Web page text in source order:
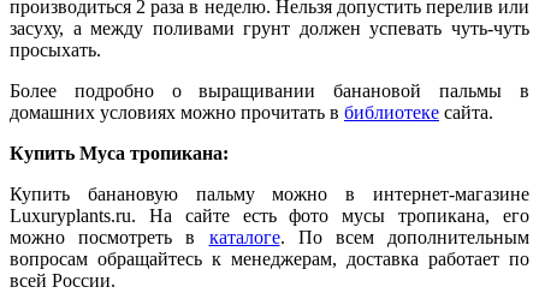
производиться 2 раза в неделю. Нельзя допустить перелив или
засуху, а между поливами грунт должен успевать чуть-чуть
просыхать.
Более подробно о выращивании банановой пальмы в
домашних условиях можно прочитать в библиотеке сайта.
Купить Муса тропикана:
Купить банановую пальму можно в интернет-магазине
Luxuryplants.ru. На сайте есть фото мусы тропикана, его
можно посмотреть в каталоге. По всем дополнительным
вопросам обращайтесь к менеджерам, доставка работает по
всей России.